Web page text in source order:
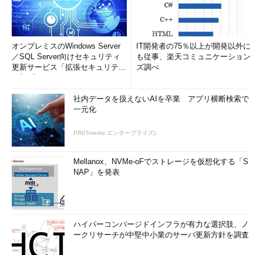
オンプレミスのWindows Server
／SQL Server向けセキュリティ
更新サービス「拡張セキュリティ
IT開発者の75％以上が開発以外に
も従事、楽天コミュニケーション
ズ調べ
社内データを扱えないAIを卒業 アプリ横断検索で
一元化
PR(ITmedia エンタープライズ)
Mellanox、NVMe-oFでストレージを仮想化する「S
NAP」を発表
ハイパーコンバージドインフラが有力な選択肢、ノ
ークリサーチが中堅中小業のサーバ更新方針を調査